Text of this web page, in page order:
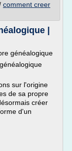
comment creer
|
généalogique
sur l'origine
de sa propre
créer
d'un